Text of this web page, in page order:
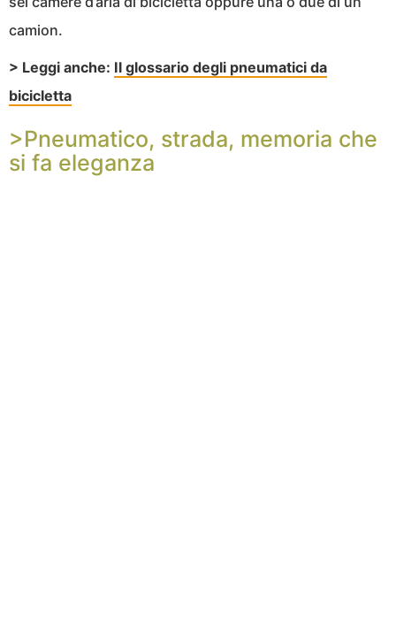
camion.
> Leggi anche: Il glossario degli pneumatici da
bicicletta
>Pneumatico, strada, memoria che
si fa eleganza